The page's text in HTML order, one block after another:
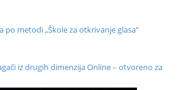
po metodi „Škole za otkrivanje glasa“
iz drugih dimenzija Online – otvoreno za